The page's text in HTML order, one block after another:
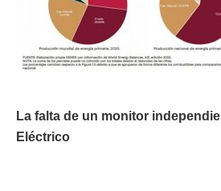
La falta de un monitor
Eléctrico